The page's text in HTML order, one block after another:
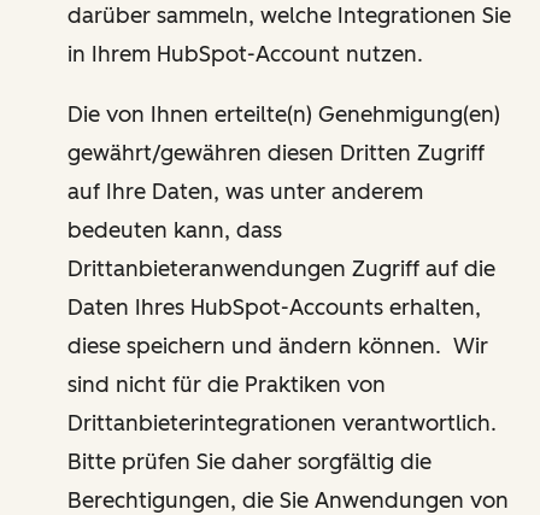
darüber sammeln, welche Integrationen Sie
in Ihrem HubSpot-Account nutzen.
Die von Ihnen erteilte(n) Genehmigung(en)
gewährt/gewähren diesen Dritten Zugriff
auf Ihre Daten, was unter anderem
bedeuten kann, dass
Drittanbieteranwendungen Zugriff auf die
Daten Ihres HubSpot-Accounts erhalten,
diese speichern und ändern können. Wir
sind nicht für die Praktiken von
Drittanbieterintegrationen verantwortlich.
Bitte prüfen Sie daher sorgfältig die
Berechtigungen, die Sie Anwendungen von